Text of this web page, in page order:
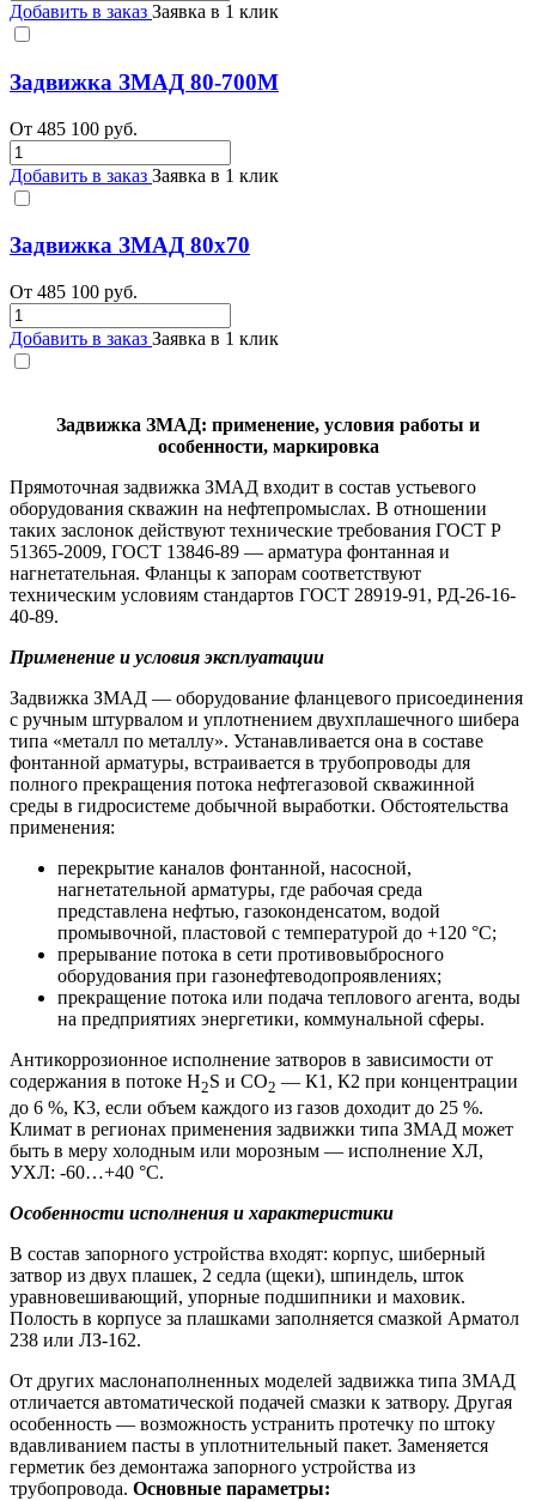
Добавить в заказ Заявка в 1 клик
Задвижка ЗМАД 80-700М
От 485 100 руб.
Добавить в заказ Заявка в 1 клик
Задвижка ЗМАД 80х70
От 485 100 руб.
Добавить в заказ Заявка в 1 клик
Задвижка ЗМАД: применение, условия работы и
особенности, маркировка
Прямоточная задвижка ЗМАД входит в состав устьевого
оборудования скважин на нефтепромыслах. В отношении
таких заслонок действуют технические требования ГОСТ Р
51365-2009, ГОСТ 13846-89 — арматура фонтанная и
нагнетательная. Фланцы к запорам соответствуют
техническим условиям стандартов ГОСТ 28919-91, РД-26-16-
40-89.
Применение и условия эксплуатации
Задвижка ЗМАД — оборудование фланцевого присоединения
с ручным штурвалом и уплотнением двухплашечного шибера
типа «металл по металлу». Устанавливается она в составе
фонтанной арматуры, встраивается в трубопроводы для
полного прекращения потока нефтегазовой скважинной
среды в гидросистеме добычной выработки. Обстоятельства
применения:
перекрытие каналов фонтанной, насосной,
нагнетательной арматуры, где рабочая среда
представлена нефтью, газоконденсатом, водой
промывочной, пластовой с температурой до +120 °С;
прерывание потока в сети противовыбросного
оборудования при газонефтеводопроявлениях;
прекращение потока или подача теплового агента, воды
на предприятиях энергетики, коммунальной сферы.
Антикоррозионное исполнение затворов в зависимости от
содержания в потоке H2S и CO2 — К1, К2 при концентрации
до 6 %, К3, если объем каждого из газов доходит до 25 %.
Климат в регионах применения задвижки типа ЗМАД может
быть в меру холодным или морозным — исполнение ХЛ,
УХЛ: -60…+40 °С.
Особенности исполнения и характеристики
В состав запорного устройства входят: корпус, шиберный
затвор из двух плашек, 2 седла (щеки), шпиндель, шток
уравновешивающий, упорные подшипники и маховик.
Полость в корпусе за плашками заполняется смазкой Арматол
238 или ЛЗ-162.
От других маслонаполненных моделей задвижка типа ЗМАД
отличается автоматической подачей смазки к затвору. Другая
особенность — возможность устранить протечку по штоку
вдавливанием пасты в уплотнительный пакет. Заменяется
герметик без демонтажа запорного устройства из
трубопровода. Основные параметры: